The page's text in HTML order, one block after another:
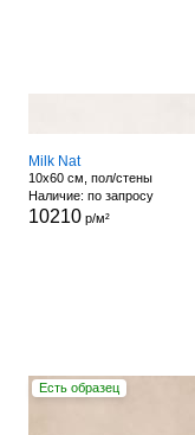
Milk Nat
10x60 см, пол/стены
Наличие: по запросу
10210р/м²
Есть образец